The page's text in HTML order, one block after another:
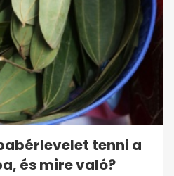
tenni a
és mire való?